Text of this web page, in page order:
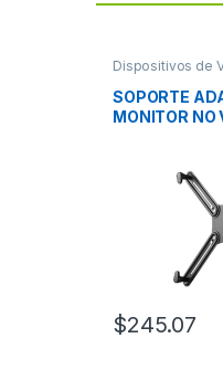
Dispositivos de
SOPORTE
MONITOR NO
$245.07